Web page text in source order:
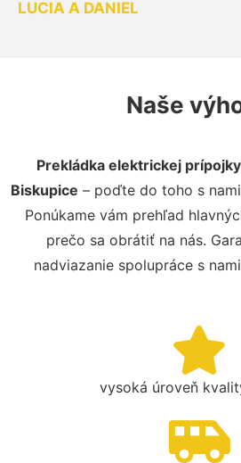
LUCIA A DANIEL
Naše
Prekládka elektrickej
Biskupice – poďte do toho s
Ponúkame vám prehľad
prečo sa obrátiť na nás.
nadviazanie spolupráce s
vysoká úroveň